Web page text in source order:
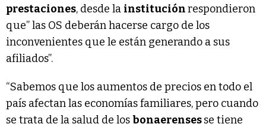
prestaciones, desde la instituciónrespondieron
que” las OS deberán hacerse cargo de los
inconvenientes que le están generando a sus
afiliados”.
“Sabemos que los aumentos de precios en todo el
país afectan las economías familiares, pero cuando
se trata de la salud de losbonaerensesse tiene